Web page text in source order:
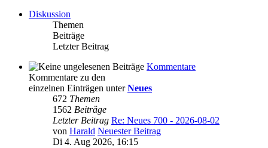
Diskussion
Themen
Beiträge
Letzter Beitrag
Kommentare
Kommentare zu den
einzelnen Einträgen unterNeues
672 Themen
1562 Beiträge
Letzter Beitrag Re: Neues 700 - 2026-08-02
von Harald Neuester Beitrag
Di 4. Aug 2026, 16:15